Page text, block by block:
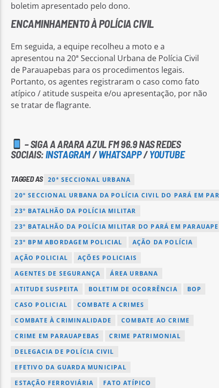
boletim apresentado pelo dono.
ENCAMINHAMENTO À POLÍCIA CIVIL
Em seguida, a equipe recolheu a moto e a
apresentou na 20ª Seccional Urbana de Polícia Civil
de Parauapebas para os procedimentos legais.
Portanto, os agentes registraram o caso como fato
atípico / atitude suspeita e/ou apresentação, por não
se tratar de flagrante.
– SIGA A ARARA AZUL FM 96.9 NAS REDES
SOCIAIS: INSTAGRAM/WHATSAPP/YOUTUBE
TAGGED AS 20ª SECCIONAL URBANA
20º SECCIONAL URBANA DA POLÍCIA CIVIL DO PARÁ EM
23º BATALHÃO DA POLÍCIA MILITAR
23º BATALHÃO DA POLÍCIA MILITAR DO PARÁ EM
23º BPM ABORDAGEM POLICIAL
AÇÃO DA POLÍCIA
AÇÃO POLICIAL
AÇÕES POLICIAIS
AGENTES DE SEGURANÇA
ÁREA URBANA
ATITUDE SUSPEITA
BOLETIM DE OCORRÊNCIA
BOP
CASO POLICIAL
COMBATE A CRIMES
COMBATE À CRIMINALIDADE
COMBATE AO CRIME
CRIME EM PARAUAPEBAS
CRIME PATRIMONIAL
DELEGACIA DE POLÍCIA CIVIL
EFETIVO DA GUARDA MUNICIPAL
ESTAÇÃO FERROVIÁRIA
FATO ATÍPICO